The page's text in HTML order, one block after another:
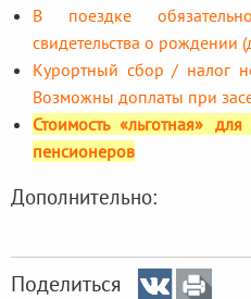
В поездке
свидетельства о рождении
Курортный сбор / налог
Возможны доплаты при
Стоимость «льготная»
пенсионеров
Дополнительно:
Поделиться